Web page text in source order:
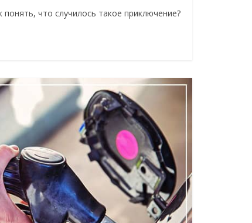
что случилось такое приключение?